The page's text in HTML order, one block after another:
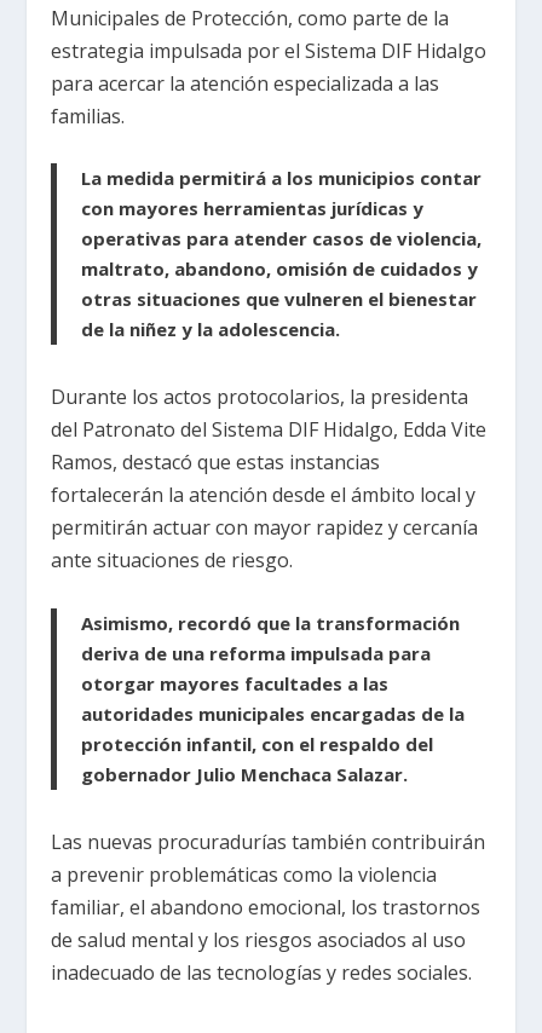
Municipales de Protección, como parte de la
estrategia impulsada por el Sistema DIF Hidalgo
para acercar la atención especializada a las
familias.
La medida permitirá a los municipios contar
con mayores herramientas jurídicas y
operativas para atender casos de violencia,
maltrato, abandono, omisión de cuidados y
otras situaciones que vulneren el bienestar
de la niñez y la adolescencia.
Durante los actos protocolarios, la presidenta
del Patronato del Sistema DIF Hidalgo, Edda Vite
Ramos, destacó que estas instancias
fortalecerán la atención desde el ámbito local y
permitirán actuar con mayor rapidez y cercanía
ante situaciones de riesgo.
Asimismo, recordó que la transformación
deriva de una reforma impulsada para
otorgar mayores facultades a las
autoridades municipales encargadas de la
protección infantil, con el respaldo del
gobernador Julio Menchaca Salazar.
Las nuevas procuradurías también contribuirán
a prevenir problemáticas como la violencia
familiar, el abandono emocional, los trastornos
de salud mental y los riesgos asociados al uso
inadecuado de las tecnologías y redes sociales.